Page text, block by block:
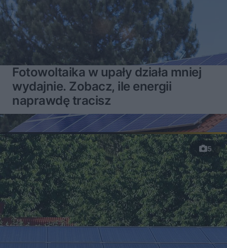
Fotowoltaika w upały działa mniej
wydajnie. Zobacz, ile energii
naprawdę tracisz
5